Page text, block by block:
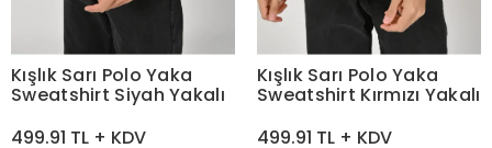
Kışlık Sarı Polo Yaka
Sweatshirt Siyah Yakalı
499.91 TL + KDV
Kışlık Sarı Polo Yaka
Sweatshirt Kırmızı Yakalı
499.91 TL + KDV